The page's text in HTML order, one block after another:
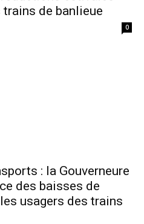
de banlieue
0
: la Gouverneure
des baisses de
usagers des trains